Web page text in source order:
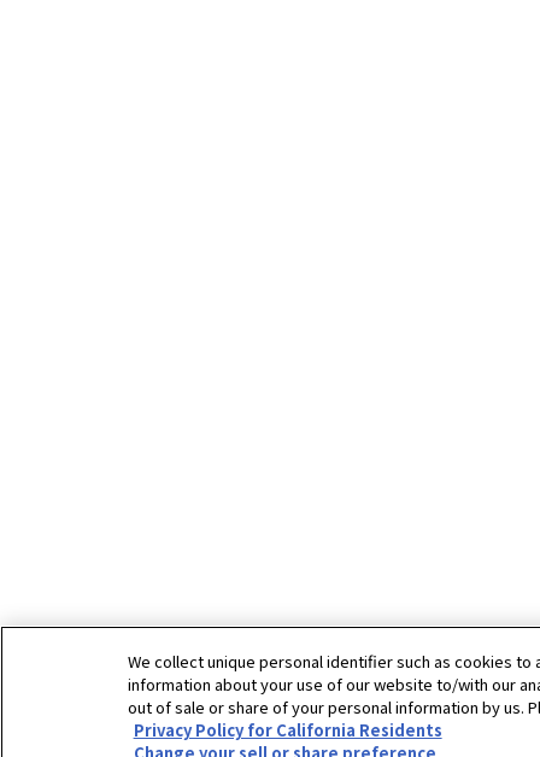
We collect unique personal identifier such as cookies
information about your use of our website to/with our
out of sale or share of your personal information by us.
Privacy Policy for California Residents